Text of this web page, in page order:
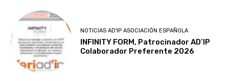
NOTICIAS AD'IP ASOCIACIÓN ESPAÑOLA
INFINITY FORM, Patrocinador AD’IP
Colaborador Preferente 2026